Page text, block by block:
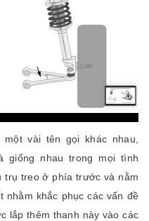
vài tên gọi khác nhau,
giống nhau trong mọi tình
trụ treo ở phía trước và nằm
nhằm khắc phục các vấn đề
lắp thêm thanh này vào các